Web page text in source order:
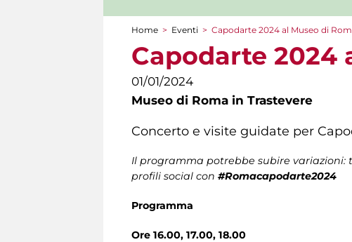
Tu sei qui
Home > Eventi > Capodarte 2024 al Museo di
Capodarte 2024
01/01/2024
Museo di Roma in Trastevere
Concerto e visite guidate per
Il programma potrebbe subire
profili social con #Romacapodarte2024
Programma
Ore 16.00, 17.00, 18.00